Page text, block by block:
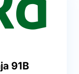
91B